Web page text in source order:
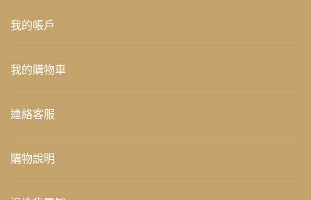
我的帳戶
我的購物車
連絡客服
購物說明